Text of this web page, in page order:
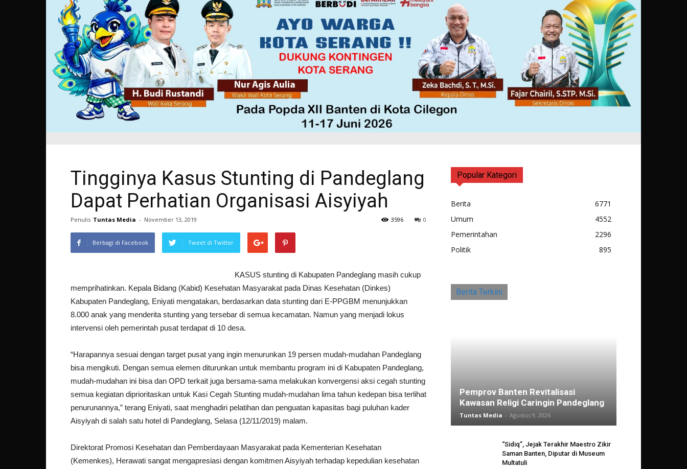
Tingginya Kasus Stunting di Pandeglang
Dapat Perhatian Organisasi Aisyiyah
Penulis Tuntas Media - November 13, 2019 0
3596
Berbagi di Facebook Tweet di Twitter
KASUS stunting di Kabupaten Pandeglang masih cukup
memprihatinkan. Kepala Bidang (Kabid) Kesehatan Masyarakat pada Dinas Kesehatan (Dinkes)
Kabupaten Pandeglang, Eniyati mengatakan, berdasarkan data stunting dari E-PPGBM menunjukkan
8.000 anak yang menderita stunting yang tersebar di semua kecamatan. Namun yang menjadi lokus
intervensi oleh pemerintah pusat terdapat di 10 desa.
“Harapannya sesuai dengan target pusat yang ingin menurunkan 19 persen mudah-mudahan Pandeglang
bisa mengikuti. Dengan semua elemen diturunkan untuk membantu program ini di Kabupaten Pandeglang,
mudah-mudahan ini bisa dan OPD terkait juga bersama-sama melakukan konvergensi aksi cegah stunting
semua kegiatan diprioritaskan untuk Kasi Cegah Stunting mudah-mudahan lima tahun kedepan bisa terlihat
penurunannya,” terang Eniyati, saat menghadiri pelatihan dan penguatan kapasitas bagi puluhan kader
Aisyiyah di salah satu hotel di Pandeglang, Selasa (12/11/2019) malam.
Direktorat Promosi Kesehatan dan Pemberdayaan Masyarakat pada Kementerian Kesehatan
(Kemenkes), Herawati sangat mengapresiasi dengan komitmen Aisyiyah terhadap kepedulian kesehatan
Popular Kategori
Berita
6771
Umum
4552
Pemerintahan
2296
Politik
895
Berita Terkini
Pemprov Banten Revitalisasi
Kawasan Religi Caringin Pandeglang
Tuntas Media - Agustus 9, 2026
“Sidiq”, Jejak Terakhir Maestro Zikir
Saman Banten, Diputar di Museum
Multatuli